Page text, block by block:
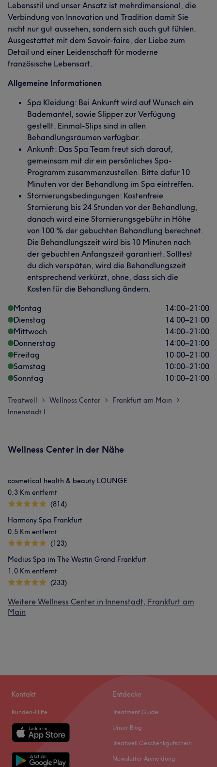
Lebensstil und unser Ansatz ist mehrdimensional, die
Verbindung von Innovation und Tradition damit Sie
nicht nur gut aussehen, sondern sich auch gut fühlen.
Ausgestattet mit dem Savoir-faire, der Liebe zum
Detail und einer Leidenschaft für moderne
französische Lebensart.
Allgemeine Informationen
Spa Kleidung: Bei Ankunft wird auf Wunsch ein
Bademantel, sowie Slipper zur Verfügung
gestellt. Einmal-Slips sind in allen
Behandlungsräumen verfügbar.
Ankunft: Das Spa Team freut sich darauf,
gemeinsam mit dir ein persönliches Spa-
Programm zusammenzustellen. Bitte dafür 10
Minuten vor der Behandlung im Spa eintreffen.
Stornierungsbedingungen: Kostenfreie
Stornierung bis 24 Stunden vor der Behandlung,
danach wird eine Stornierungsgebühr in Höhe
von 100 % der gebuchten Behandlung berechnet.
Die Behandlungszeit wird bis 10 Minuten nach
der gebuchten Anfangszeit garantiert. Solltest
du dich verspäten, wird die Behandlungszeit
entsprechend verkürzt, ohne, dass sich die
Kosten für die Behandlung ändern.
Montag
14:00–21:00
Dienstag
14:00–21:00
Mittwoch
14:00–21:00
Donnerstag
14:00–21:00
Freitag
10:00–21:00
Samstag
10:00–21:00
Sonntag
10:00–21:00
Treatwell > Wellness Center > Frankfurt am Main >
Innenstadt I
Wellness Center in der Nähe
cosmetical health & beauty LOUNGE
0,3 Km entfernt
(814)
Harmony Spa Frankfurt
0,5 Km entfernt
(123)
Medius Spa im The Westin Grand Frankfurt
1,0 Km entfernt
(233)
Weitere Wellness Center in Innenstadt, Frankfurt am
Main
Kontakt
Kunden-Hilfe
Entdecke
Treatment Guide
Unser Blog
Treatwell Geschenkgutschein
Newsletter Anmeldung